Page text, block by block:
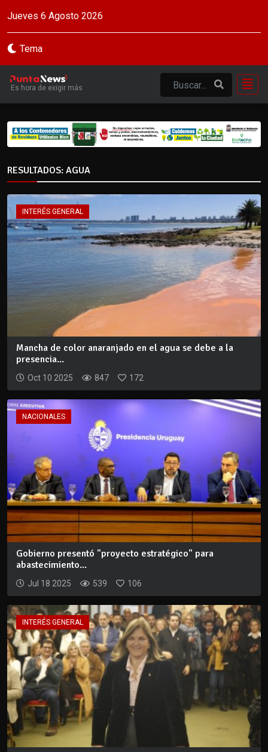
Jueves 6 Agosto 2026
Tema
Es hora de exigir más
RESULTADOS: AGUA
INTERÉS GENERAL
Mancha de color anaranjado en el agua se debe a la
presencia...
Oct 10 2025 847 172
NACIONALES
Gobierno presentó "proyecto estratégico" para
abastecimiento...
Jul 18 2025 539 106
INTERÉS GENERAL